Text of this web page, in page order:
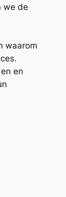
we de
waarom
en